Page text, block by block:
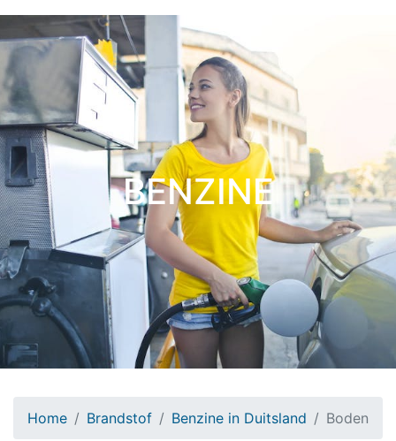
BENZINE
Home Brandstof Benzine in Duitsland Boden